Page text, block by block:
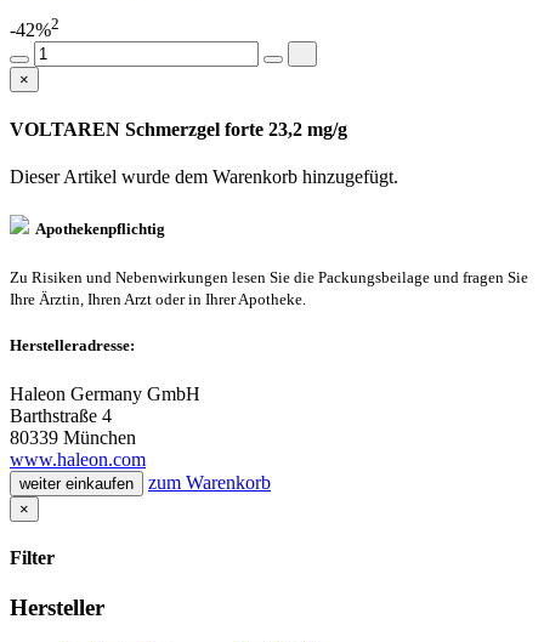
-42%2
×
VOLTAREN Schmerzgel forte 23,2 mg/g
Dieser Artikel wurde dem Warenkorb hinzugefügt.
Apothekenpflichtig
Zu Risiken und Nebenwirkungen lesen Sie die Packungsbeilage und fragen Sie
Ihre Ärztin, Ihren Arzt oder in Ihrer Apotheke.
Herstelleradresse:
Haleon Germany GmbH
Barthstraße 4
80339 München
www.haleon.com
weiter einkaufen zum Warenkorb
×
Filter
Hersteller